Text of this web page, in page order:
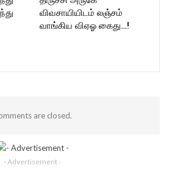
விவசாயியிடம் லஞ்சம்
வாங்கிய விஏஓ கைது…!
are closed.
- Advertisement -